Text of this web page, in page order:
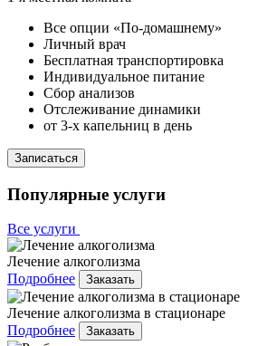
Все опции «По-домашнему»
Личный врач
Бесплатная транспортировка
Индивидуальное питание
Сбор анализов
Отслеживание динамики
от 3-х капельниц в день
Записаться
Популярные услуги
Все услуги
Лечение алкоголизма
Подробнее
Заказать
Лечение алкоголизма в стационаре
Подробнее
Заказать